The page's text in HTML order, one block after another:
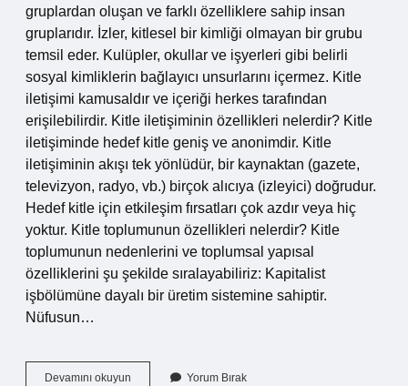
gruplardan oluşan ve farklı özelliklere sahip insan
gruplarıdır. İzler, kitlesel bir kimliği olmayan bir grubu
temsil eder. Kulüpler, okullar ve işyerleri gibi belirli
sosyal kimliklerin bağlayıcı unsurlarını içermez. Kitle
iletişimi kamusaldır ve içeriği herkes tarafından
erişilebilirdir. Kitle iletişiminin özellikleri nelerdir? Kitle
iletişiminde hedef kitle geniş ve anonimdir. Kitle
iletişiminin akışı tek yönlüdür, bir kaynaktan (gazete,
televizyon, radyo, vb.) birçok alıcıya (izleyici) doğrudur.
Hedef kitle için etkileşim fırsatları çok azdır veya hiç
yoktur. Kitle toplumunun özellikleri nelerdir? Kitle
toplumunun nedenlerini ve toplumsal yapısal
özelliklerini şu şekilde sıralayabiliriz: Kapitalist
işbölümüne dayalı bir üretim sistemine sahiptir.
Nüfusun…
Devamını okuyun Yorum Bırak